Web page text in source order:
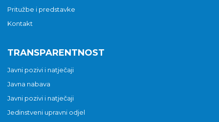
Pritužbe i predstavke
Kontakt
TRANSPARENTNOST
Javni pozivi i natječaji
Javna nabava
Javni pozivi i natječaji
Jedinstveni upravni odjel